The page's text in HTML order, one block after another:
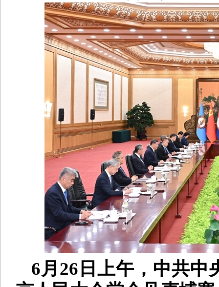
6月26日上午，中共中